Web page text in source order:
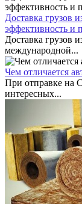
Доставка грузов
эффективность и
Доставка грузов
международной...
Чем отличается
При отправке на
интересных...